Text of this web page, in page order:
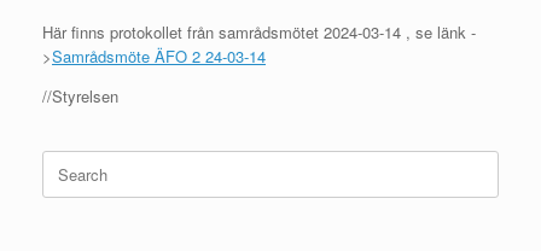
Här finns protokollet från samrådsmötet 2024-03-14 , se länk -
>Samrådsmöte ÄFO 2 24-03-14
//Styrelsen
for: